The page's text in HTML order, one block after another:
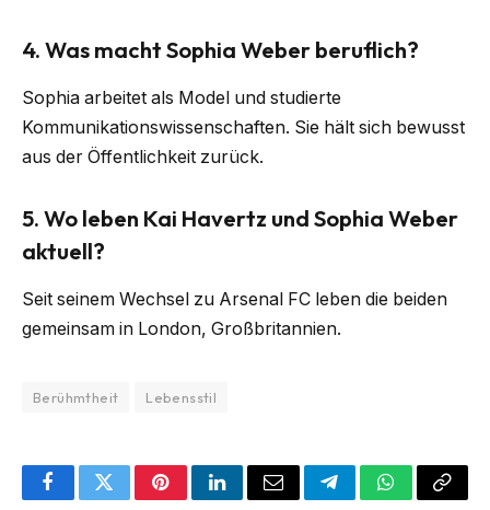
4. Was macht Sophia Weber beruflich?
Sophia arbeitet als Model und studierte
Kommunikationswissenschaften. Sie hält sich bewusst
aus der Öffentlichkeit zurück.
5. Wo leben Kai Havertz und Sophia Weber
aktuell?
Seit seinem Wechsel zu Arsenal FC leben die beiden
gemeinsam in London, Großbritannien.
Berühmtheit Lebensstil
FacebookTwitterPinterestLinkedInEmail TelegramWhatsApp
Copy